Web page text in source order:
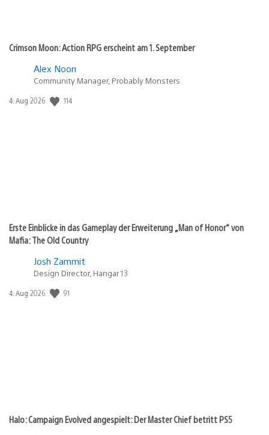
Crimson Moon: Action RPG erscheint am 1. September
Alex Noon
Community Manager, Probably Monsters
Veröffentlichungsdatum:
4. Aug 2026 114
Erste Einblicke in das Gameplay der Erweiterung „Man of Honor“ von
Mafia: The Old Country
Josh Zammit
Design Director, Hangar 13
Veröffentlichungsdatum:
4. Aug 2026 91
Halo: Campaign Evolved angespielt: Der Master Chief betritt PS5